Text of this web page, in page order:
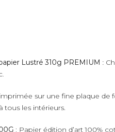
Lustré 310g PREMIUM :
sur une fine plaque de
tous les intérieurs.
: Papier édition d’art 100%